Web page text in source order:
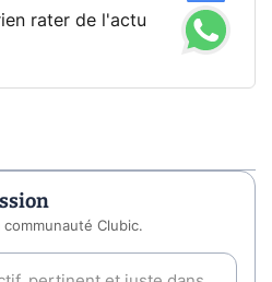
rater de l'actu
Clubic.